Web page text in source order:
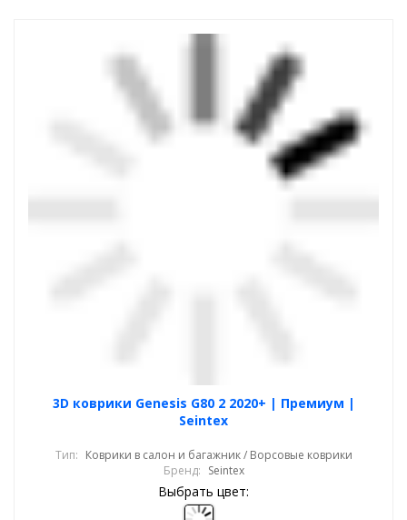
3D коврики Genesis G80 2 2020+ | Премиум |
Seintex
Тип: Коврики в салон и багажник / Ворсовые коврики
Бренд: Seintex
Выбрать цвет: